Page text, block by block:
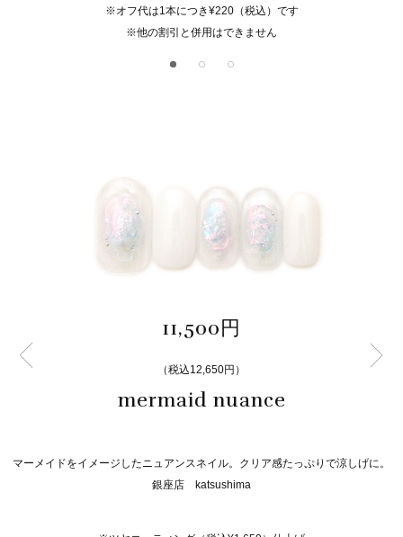
※オフ代は1本につき¥220（税込）です
※他の割引と併用はできません
11,500円
（税込12,650円）
mermaid nuance
マーメイドをイメージしたニュアンスネイル。クリア感たっぷりで涼しげに。
銀座店 katsushima